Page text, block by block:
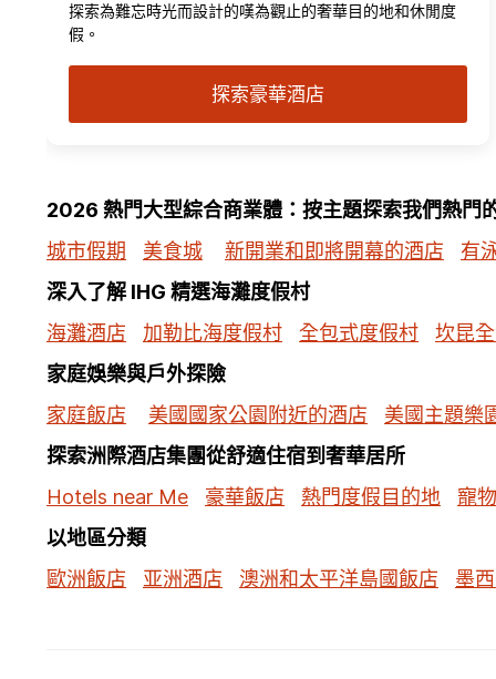
探索為難忘時光而設計的嘆為觀止的奢華目的地和休閒度
假。
探索豪華酒店
2026 熱門大型綜合商業體：按主題探索我們熱門
城市假期
美食城 新開業和即將開幕的酒店
有
深入了解 IHG 精選海灘度假村
海灘酒店
加勒比海度假村 全包式度假村
坎昆
家庭娛樂與戶外探險
家庭飯店
美國國家公園附近的酒店
美國主題樂
探索洲際酒店集團從舒適住宿到奢華居所
Hotels near Me
豪華飯店 熱門度假目的地
寵
以地區分類
歐洲飯店
亚洲酒店 澳洲和太平洋島國飯店 墨